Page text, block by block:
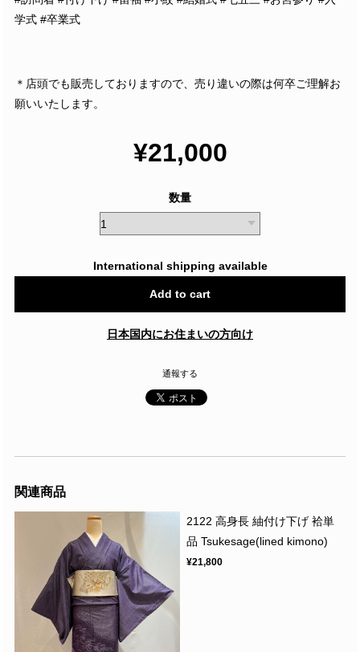
学式 #卒業式
＊店頭でも販売しておりますので、売り違いの際は何卒ご理解お
願いいたします。
¥21,000
数量
International shipping available
Add to cart
日本国内にお住まいの方向け
通報する
関連商品
2122 高身長 紬付け下げ 袷単
品 Tsukesage(lined kimono)
¥21,800